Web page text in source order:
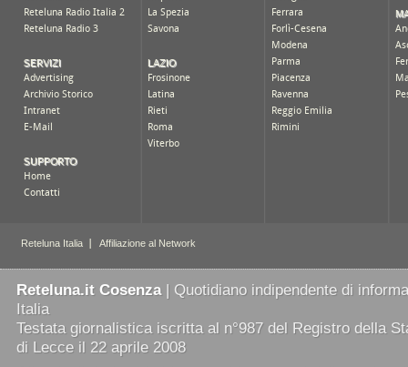
Reteluna.it Cosenza| Quotidiano indipendente di
Italia
Testata giornalistica iscritta al n°987 del Registro della
di Lecce il 22 aprile 2008